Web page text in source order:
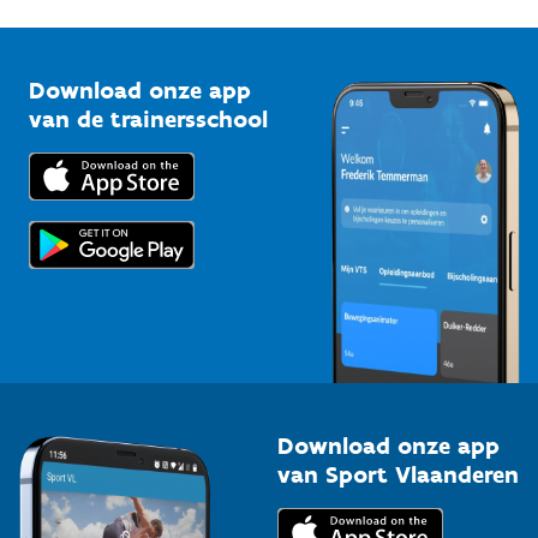
Bedrijven
Trainers en begeleiders
Topsporters
Vlaamse Trainersschool
Kennisplatform
Downloads
Voor de pers
Download onze app
van de trainersschool
Download onze app
van Sport Vlaanderen